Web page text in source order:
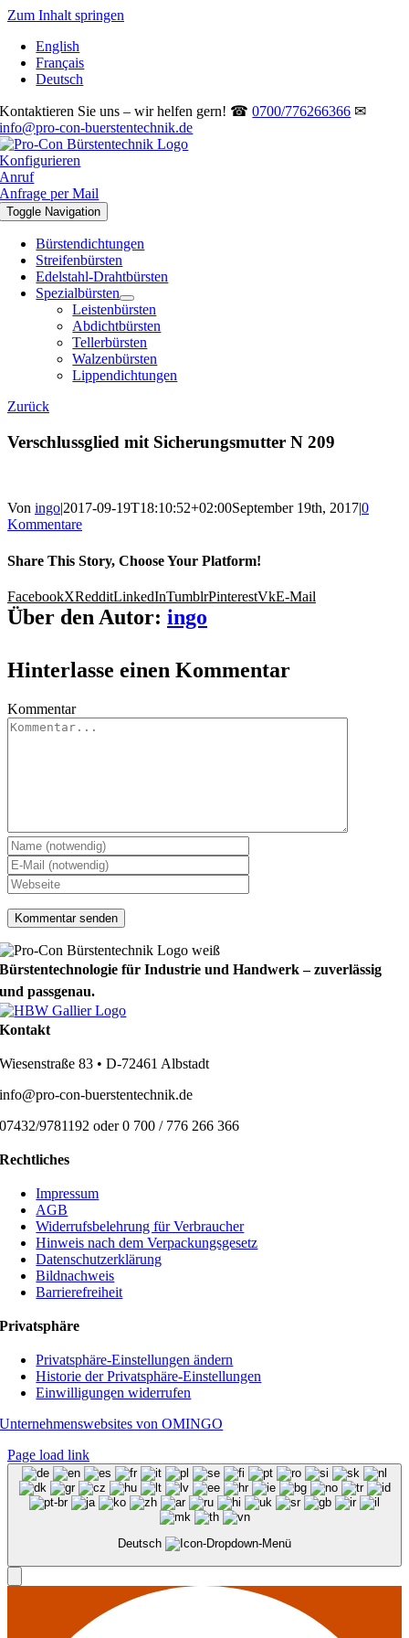
Zum Inhalt springen
English
Français
Deutsch
Kontaktieren Sie uns – wir helfen gern! ☎0700/776266366 ✉
info@pro-con-buerstentechnik.de
Konfigurieren
Anruf
Anfrage per Mail
Toggle Navigation
Bürstendichtungen
Streifenbürsten
Edelstahl-Drahtbürsten
Spezialbürsten
Leistenbürsten
Abdichtbürsten
Tellerbürsten
Walzenbürsten
Lippendichtungen
Zurück
Verschlussglied mit Sicherungsmutter N 209
Von ingo|2017-09-19T18:10:52+02:00September 19th, 2017|0
Kommentare
Share This Story, Choose Your Platform!
FacebookXRedditLinkedInTumblrPinterestVkE-Mail
Über den Autor: ingo
Hinterlasse einen Kommentar
Kommentar
Bürstentechnologie für Industrie und Handwerk – zuverlässig
und passgenau.
Kontakt
Wiesenstraße 83 • D-72461 Albstadt
info@pro-con-buerstentechnik.de
07432/9781192 oder 0 700 / 776 266 366
Rechtliches
Impressum
AGB
Widerrufsbelehrung für Verbraucher
Hinweis nach dem Verpackungsgesetz
Datenschutzerklärung
Bildnachweis
Barrierefreiheit
Privatsphäre
Privatsphäre-Einstellungen ändern
Historie der Privatsphäre-Einstellungen
Einwilligungen widerrufen
Unternehmenswebsites von OMINGO
Page load link
Deutsch